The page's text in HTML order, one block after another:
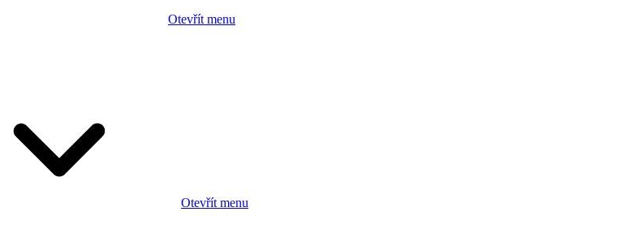
Otevřít menu
Otevřít menu